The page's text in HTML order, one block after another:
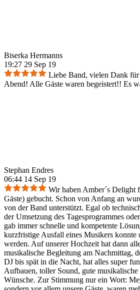
Biserka Hermanns
19:27 29 Sep 19
Liebe Band, vielen Dank für
Abend! Alle Gäste waren begeistert!! Es
Stephan Endres
06:44 14 Sep 19
Wir haben Amber´s Delight
Gäste) gebucht. Schon von Anfang an
von der Band unterstützt. Egal ob
der Umsetzung des Tagesprogrammes
gab immer schnelle und kompetente
kurzfristige Ausfall eines Musikers konnte
werden. Auf unserer Hochzeit hat dann
musikalische Begleitung am Nachmittag,
DJ bis spät in die Nacht, hat alles super
Aufbauen, toller Sound, gute musikalische
Wünsche. Zur Stimmung nur ein Wort: